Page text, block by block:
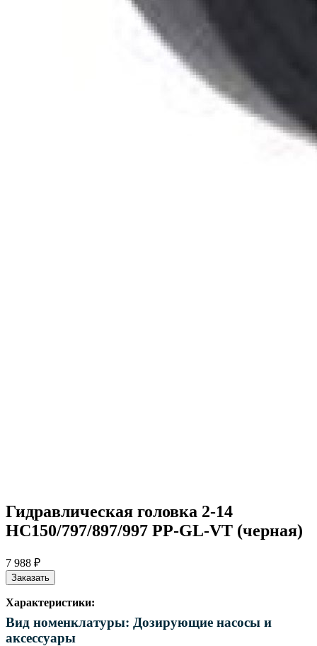
Гидравлическая головка 2-14
HC150/797/897/997 PP-GL-VT (черная)
7 988 ₽
Заказать
Характеристики:
Вид номенклатуры: Дозирующие насосы и
аксессуары